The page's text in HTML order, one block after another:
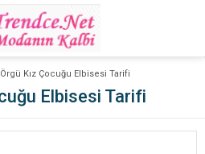
Örgü Kız Çocuğu Elbisesi Tarifi
Elbisesi Tarifi